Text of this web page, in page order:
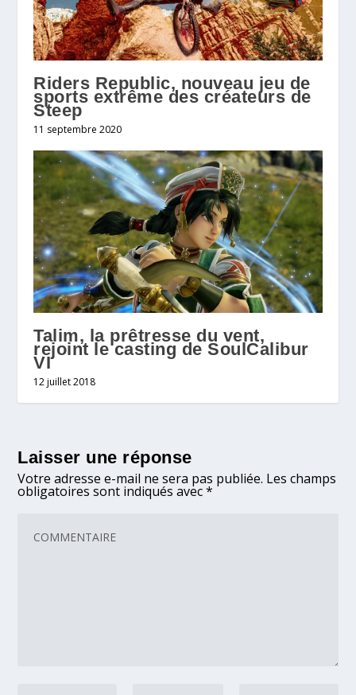
Riders Republic, nouveau jeu de
sports extrême des créateurs de
Steep
11 septembre 2020
Talim, la prêtresse du vent,
rejoint le casting de SoulCalibur
VI
12 juillet 2018
Laisser une réponse
Votre adresse e-mail ne sera pas publiée. Les champs
obligatoires sont indiqués avec*